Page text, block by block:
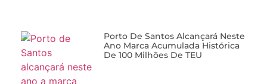
Porto De Santos Alcançará Neste
Ano Marca Acumulada Histórica
De 100 Milhões De TEU